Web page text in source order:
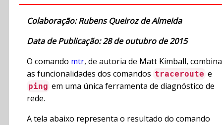
Colaboração: Rubens Queiroz de Almeida
Data de Publicação: 28 de outubro de 2015
O comando mtr, de autoria de Matt Kimball, combina
as funcionalidades dos comandos traceroute e
ping em uma única ferramenta de diagnóstico de
rede.
A tela abaixo representa o resultado do comando